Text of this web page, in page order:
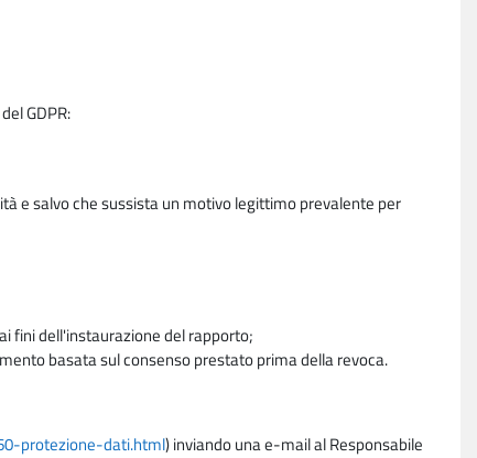
GDPR:
e salvo che sussista un motivo legittimo prevalente per
fini dell'instaurazione del rapporto;
basata sul consenso prestato prima della revoca.
protezione-dati.html) inviando una e-mail al Responsabile